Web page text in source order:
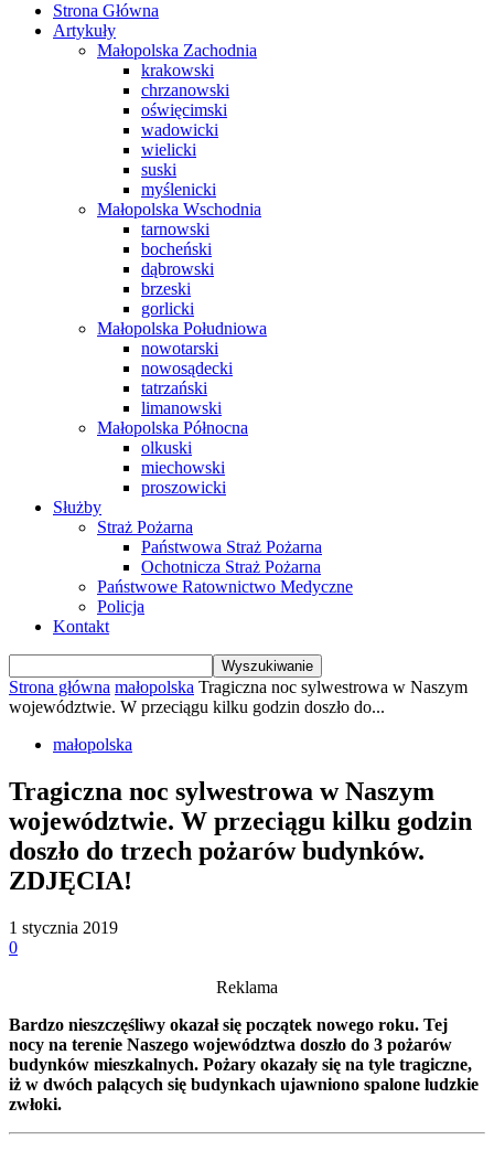
Strona Główna
Artykuły
Małopolska Zachodnia
krakowski
chrzanowski
oświęcimski
wadowicki
wielicki
suski
myślenicki
Małopolska Wschodnia
tarnowski
bocheński
dąbrowski
brzeski
gorlicki
Małopolska Południowa
nowotarski
nowosądecki
tatrzański
limanowski
Małopolska Północna
olkuski
miechowski
proszowicki
Służby
Straż Pożarna
Państwowa Straż Pożarna
Ochotnicza Straż Pożarna
Państwowe Ratownictwo Medyczne
Policja
Kontakt
Strona główna małopolska Tragiczna noc sylwestrowa w Naszym
województwie. W przeciągu kilku godzin doszło do...
małopolska
Tragiczna noc sylwestrowa w Naszym
województwie. W przeciągu kilku godzin
doszło do trzech pożarów budynków.
ZDJĘCIA!
1 stycznia 2019
0
Reklama
Bardzo nieszczęśliwy okazał się początek nowego roku. Tej
nocy na terenie Naszego województwa doszło do 3 pożarów
budynków mieszkalnych. Pożary okazały się na tyle tragiczne,
iż w dwóch palących się budynkach ujawniono spalone ludzkie
zwłoki.